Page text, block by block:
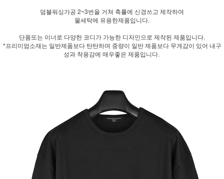
덤블워싱가공 2~3번을 거쳐 축률에 신경쓰고 제작하여
물세탁에 유용한제품입니다.
단품또는 이너로 다양한 코디가 가능한 디자인으로 제작된 제품입니다.
*프리미엄소재는 일반제품보다 탄탄하며 중량이 일반 제품보다 무게감이 있어 내구
성과 착용감에 매우좋은 제품입니다.